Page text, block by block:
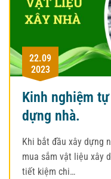
22.09
2023
Kinh nghiệm
dựng nhà.
Khi bắt đầu xây dựng
mua sắm vật liệu xây
tiết kiệm chi…